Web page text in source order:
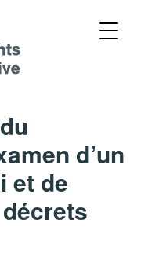
d’un
et de